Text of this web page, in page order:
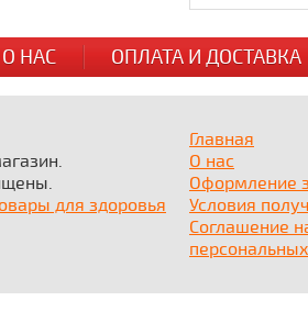
О НАС ОПЛАТА И ДОСТАВКА
для здоровья
Главная
О нас
Оформление
Условия
Соглашение